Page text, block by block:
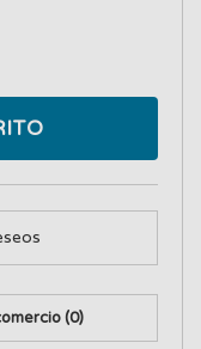
(0)